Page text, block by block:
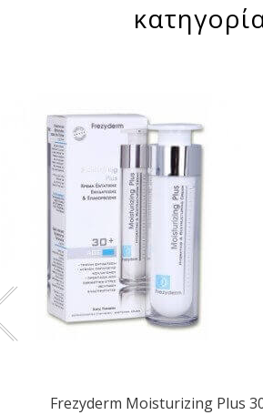
Frezyderm Moisturizing Plus